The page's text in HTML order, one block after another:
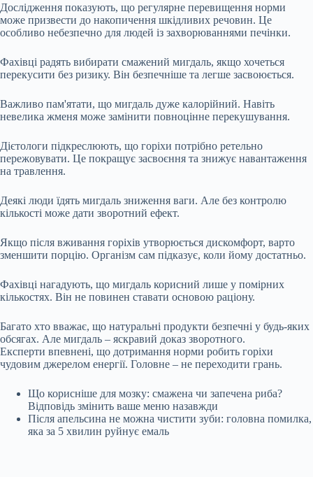
Дослідження показують, що регулярне перевищення норми
може призвести до накопичення шкідливих речовин. Це
особливо небезпечно для людей із захворюваннями печінки.
Фахівці радять вибирати смажений мигдаль, якщо хочеться
перекусити без ризику. Він безпечніше та легше засвоюється.
Важливо пам'ятати, що мигдаль дуже калорійний. Навіть
невелика жменя може замінити повноцінне перекушування.
Дієтологи підкреслюють, що горіхи потрібно ретельно
пережовувати. Це покращує засвоєння та знижує навантаження
на травлення.
Деякі люди їдять мигдаль зниження ваги. Але без контролю
кількості може дати зворотний ефект.
Якщо після вживання горіхів утворюється дискомфорт, варто
зменшити порцію. Організм сам підказує, коли йому достатньо.
Фахівці нагадують, що мигдаль корисний лише у помірних
кількостях. Він не повинен ставати основою раціону.
Багато хто вважає, що натуральні продукти безпечні у будь-яких
обсягах. Але мигдаль – яскравий доказ зворотного.
Експерти впевнені, що дотримання норми робить горіхи
чудовим джерелом енергії. Головне – не переходити грань.
Що корисніше для мозку: смажена чи запечена риба?
Відповідь змінить ваше меню назавжди
Після апельсина не можна чистити зуби: головна помилка,
яка за 5 хвилин руйнує емаль